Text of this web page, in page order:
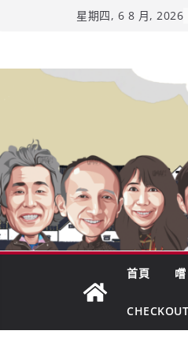
星期四, 6 8 月, 2026
首頁
CHECKOUT